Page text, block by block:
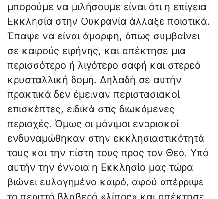
μπορούμε να μιλήσουμε είναι ότι η επίγεια
Εκκλησία στην Ουκρανία άλλαξε ποιοτικά.
Έπαψε να είναι άμορφη, όπως συμβαίνει
σε καιρούς ειρήνης, και απέκτησε μια
περισσότερο ή λιγότερο σαφή και στερεά
κρυσταλλική δομή. Δηλαδή σε αυτήν
πρακτικά δεν έμειναν περιστασιακοί
επισκέπτες, ειδικά στις διωκόμενες
περιοχές. Όμως οι μόνιμοι ενοριακοί
ενδυναμώθηκαν στην εκκλησιαστικότητά
τους και την πίστη τους προς τον Θεό. Υπό
αυτήν την έννοια η Εκκλησία μας τώρα
βιώνει ευλογημένο καιρό, αφού απέρριψε